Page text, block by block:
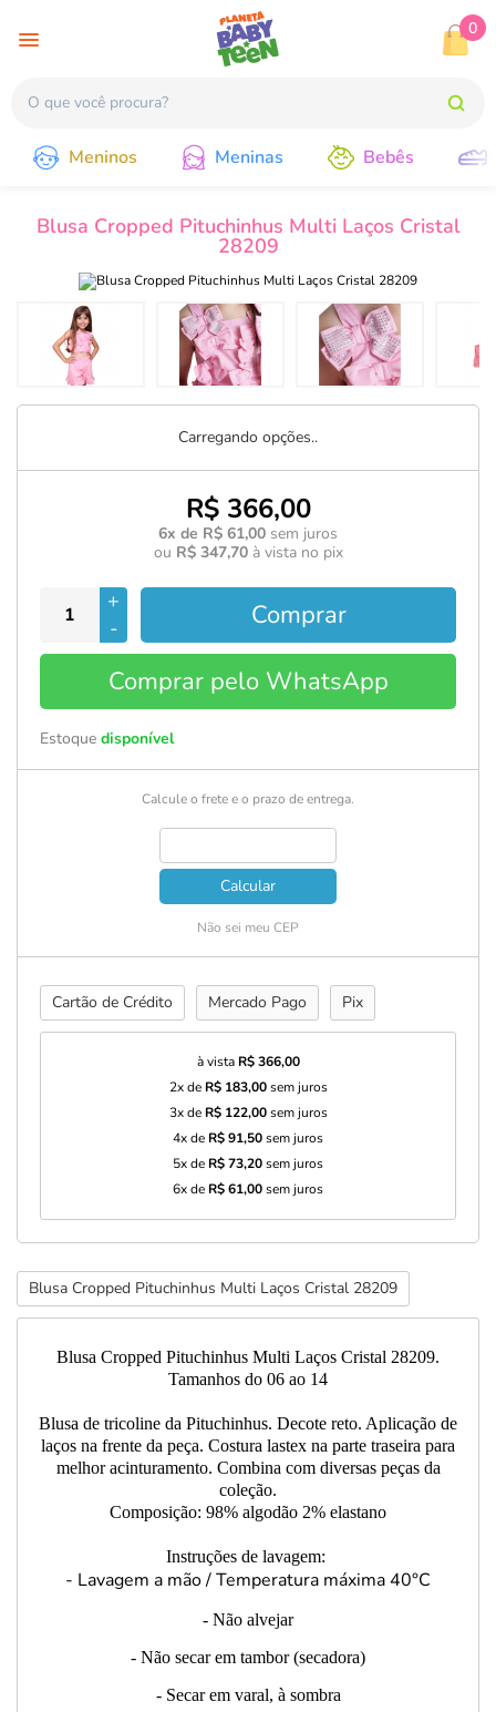
0
Meninos Meninas Bebês
Blusa Cropped Pituchinhus Multi Laços Cristal
28209
Carregando opções..
R$ 366,00
6x de R$ 61,00 sem juros
ou R$ 347,70à vista no pix
+
-
Comprar
Comprar pelo WhatsApp
Estoque disponível
Calcule o frete e o prazo de entrega.
Calcular
Não sei meu CEP
Cartão de Crédito Mercado Pago Pix
à vista R$ 366,00
2x de R$ 183,00sem juros
3x de R$ 122,00sem juros
4x de R$ 91,50sem juros
5x de R$ 73,20sem juros
6x de R$ 61,00sem juros
Blusa Cropped Pituchinhus Multi Laços Cristal 28209
Blusa Cropped Pituchinhus Multi Laços Cristal 28209.
Tamanhos do 06 ao 14
Blusa de tricoline da Pituchinhus. Decote reto. Aplicação de
laços na frente da peça. Costura lastex na parte traseira para
melhor acinturamento. Combina com diversas peças da
coleção.
Composição: 98% algodão 2% elastano
Instruções de lavagem:
- Lavagem a mão / Temperatura máxima 40°C
- Não alvejar
- Não secar em tambor (secadora)
- Secar em varal, à sombra